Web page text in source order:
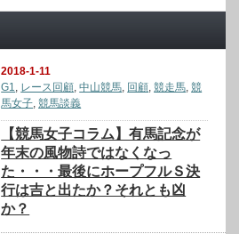
2018-1-11
G1, レース回顧,中山競馬, 回顧,競走馬,競
馬女子,競馬談義
【競馬女子コラム】有馬記念が
年末の風物詩ではなくなっ
た・・・最後にホープフルＳ決
行は吉と出たか？それとも凶
か？